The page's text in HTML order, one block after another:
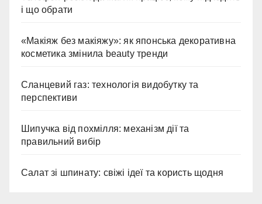
і що обрати
«Макіяж без макіяжу»: як японська декоративна
косметика змінила beauty тренди
Сланцевий газ: технологія видобутку та
перспективи
Шипучка від похмілля: механізм дії та
правильний вибір
Салат зі шпинату: свіжі ідеї та користь щодня